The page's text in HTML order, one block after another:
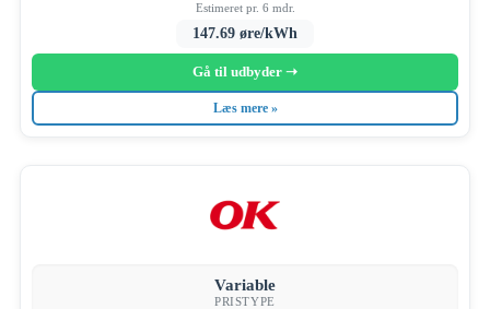
Estimeret pr. 6 mdr.
147.69 øre/kWh
Gå til udbyder ➝
Læs mere »
Variable
PRISTYPE